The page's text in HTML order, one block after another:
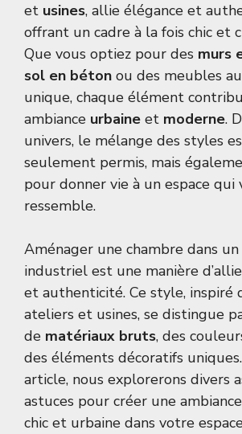
et usines, allie élégance et
offrant un cadre à la fois chic et
Que vous optiez pour des murs
sol en béton ou des meubles
unique, chaque élément
ambiance urbaine et moderne.
univers, le mélange des styles
seulement permis, mais
pour donner vie à un espace qui
ressemble.
Aménager une chambre dans
industriel est une manière
et authenticité. Ce style, inspiré
ateliers et usines, se distingue
de matériaux bruts, des
des éléments décoratifs
article, nous explorerons divers
astuces pour créer une
chic et urbaine dans votre